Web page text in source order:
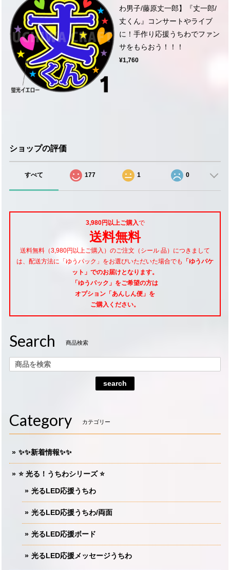
わ男子/藤原丈一郎】『丈一郎/
丈くん』コンサートやライブ
に！手作り応援うちわでファン
サをもらおう！！！
¥1,760
ショップの評価
すべて 177 1 0
3,980円以上ご購入で
送料無料
送料無料（3,980円以上ご購入）のご注文（シール 品）につきまして
は、配送方法に「ゆうパック」をお選びいただいた場合でも
「ゆうパケ
ット」でのお届けとなります。
「ゆうパック」をご希望の方は
オプション「あんしん便」 を
ご購入ください。
Search 商品検索
search
Category カテゴリー
✨✨新着情報✨✨
⭐️ 光る！うちわシリーズ ⭐️
光るLED応援うちわ
光るLED応援うちわ/両面
光るLED応援ボード
光るLED応援メッセージうちわ